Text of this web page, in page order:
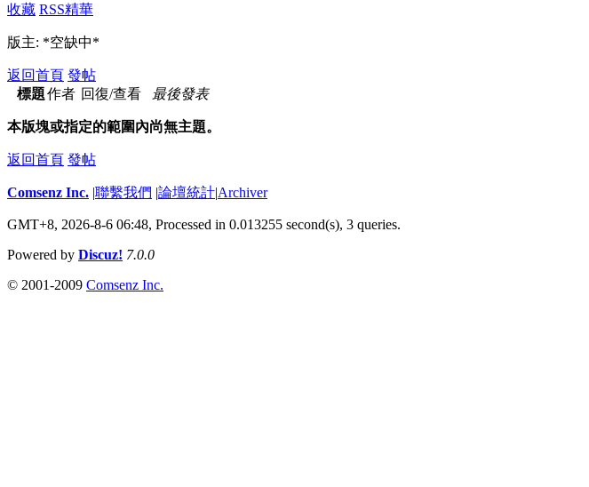
收藏 RSS精華
版主: *空缺中*
返回首頁 發帖
標題作者 回復/查看 最後發表
本版塊或指定的範圍內尚無主題。
返回首頁 發帖
Comsenz Inc. |聯繫我們 |論壇統計|Archiver
GMT+8, 2026-8-6 06:48, Processed in 0.013255 second(s), 3 queries.
Powered by Discuz! 7.0.0
© 2001-2009 Comsenz Inc.